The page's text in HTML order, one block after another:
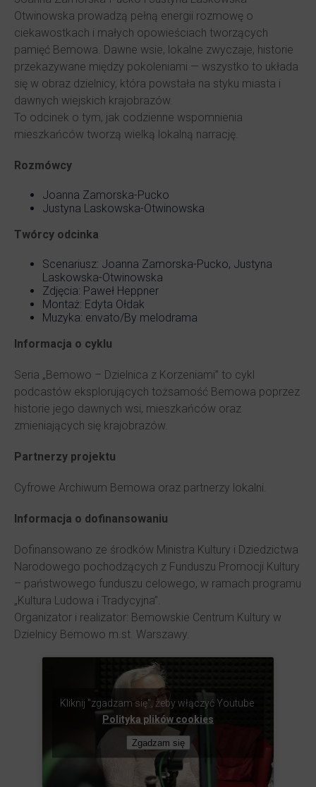
Otwinowska prowadzą pełną energii rozmowę o
ciekawostkach i małych opowieściach tworzących
pamięć Bemowa. Dawne wsie, lokalne zwyczaje, historie
przekazywane między pokoleniami — wszystko to układa
się w obraz dzielnicy, która powstała na styku miasta i
dawnych wiejskich krajobrazów.
To odcinek o tym, jak codzienne wspomnienia
mieszkańców tworzą wielką lokalną narrację.
Rozmówcy
Joanna Zamorska-Pucko
Justyna Laskowska-Otwinowska
Twórcy odcinka
Scenariusz: Joanna Zamorska-Pucko, Justyna
Laskowska-Otwinowska
Zdjęcia: Paweł Heppner
Montaż: Edyta Ołdak
Muzyka: envato/By melodrama
Informacja o cyklu
Seria „Bemowo – Dzielnica z Korzeniami” to cykl
podcastów eksplorujących tożsamość Bemowa poprzez
historie jego dawnych wsi, mieszkańców oraz
zmieniających się krajobrazów.
Partnerzy projektu
Cyfrowe Archiwum Bemowa oraz partnerzy lokalni.
Informacja o dofinansowaniu
Dofinansowano ze środków Ministra Kultury i Dziedzictwa
Narodowego pochodzących z Funduszu Promocji Kultury
– państwowego funduszu celowego, w ramach programu
„Kultura Ludowa i Tradycyjna”.
Organizator i realizator: Bemowskie Centrum Kultury w
Dzielnicy Bemowo m.st. Warszawy.
Kliknij "zgadzam się", żeby włączyć Youtube
Polityka plików cookies
Zgadzam się